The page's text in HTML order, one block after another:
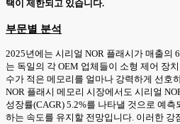
택이 제한되고 있습니다.
부문별 분석
2025년에는 시리얼 NOR 플래시가 매출의
는 독일의 각 OEM 업체들이 소형 제어 장
수가 적은 메모리를 얼마나 강력하게 선호
NOR 플래시 메모리 시장에서도 시리얼
성장률(CAGR) 5.2%를 나타낼 것으로 예
하는 속도를 유지할 전망입니다. 이러한 강